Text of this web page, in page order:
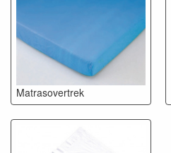
Matrasovertrek